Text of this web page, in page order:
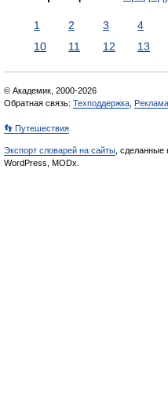
1 2 3 4
10
11 12 13
© Академик, 2000-2026
Обратная связь: Техподдержка
👣 Путешествия
Экспорт словарей на сайты , сделанные
WordPress, MODx.